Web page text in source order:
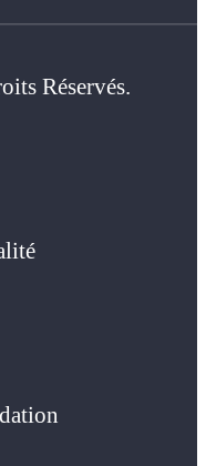
Réservés.